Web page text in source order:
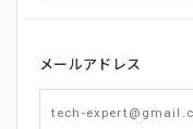
メールアドレス